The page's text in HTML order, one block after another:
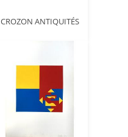
CROZON ANTIQUITÉS